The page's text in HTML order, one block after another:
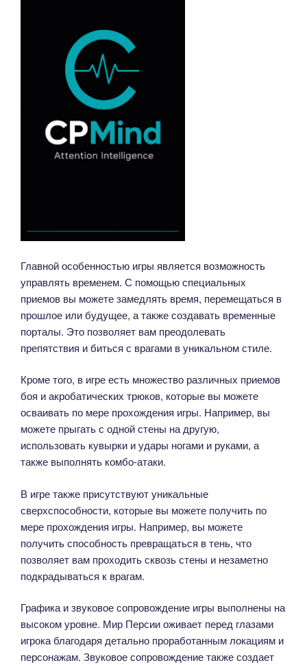
Главной особенностью игры является возможность
управлять временем. С помощью специальных
приемов вы можете замедлять время, перемещаться в
прошлое или будущее, а также создавать временные
порталы. Это позволяет вам преодолевать
препятствия и биться с врагами в уникальном стиле.
Кроме того, в игре есть множество различных приемов
боя и акробатических трюков, которые вы можете
осваивать по мере прохождения игры. Например, вы
можете прыгать с одной стены на другую,
использовать кувырки и удары ногами и руками, а
также выполнять комбо-атаки.
В игре также присутствуют уникальные
сверхспособности, которые вы можете получить по
мере прохождения игры. Например, вы можете
получить способность превращаться в тень, что
позволяет вам проходить сквозь стены и незаметно
подкрадываться к врагам.
Графика и звуковое сопровождение игры выполнены на
высоком уровне. Мир Персии оживает перед глазами
игрока благодаря детально проработанным локациям и
персонажам. Звуковое сопровождение также создает